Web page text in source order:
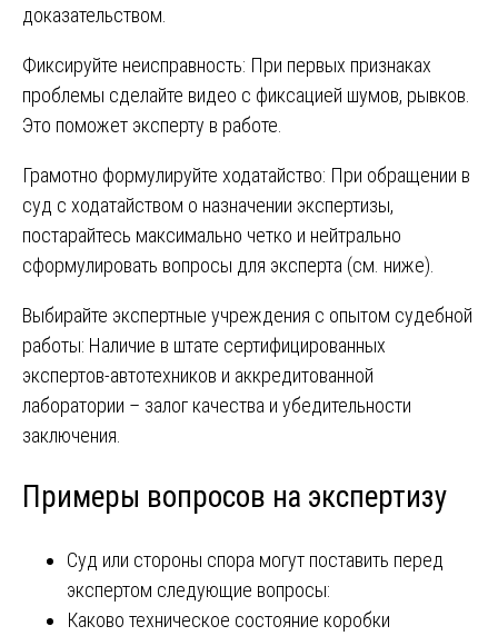
доказательством.
Фиксируйте неисправность: При первых признаках
проблемы сделайте видео с фиксацией шумов, рывков.
Это поможет эксперту в работе.
Грамотно формулируйте ходатайство: При обращении в
суд с ходатайством о назначении экспертизы,
постарайтесь максимально четко и нейтрально
сформулировать вопросы для эксперта (см. ниже).
Выбирайте экспертные учреждения с опытом судебной
работы: Наличие в штате сертифицированных
экспертов-автотехников и аккредитованной
лаборатории – залог качества и убедительности
заключения.
Примеры вопросов на экспертизу
Суд или стороны спора могут поставить перед
экспертом следующие вопросы:
Каково техническое состояние коробки